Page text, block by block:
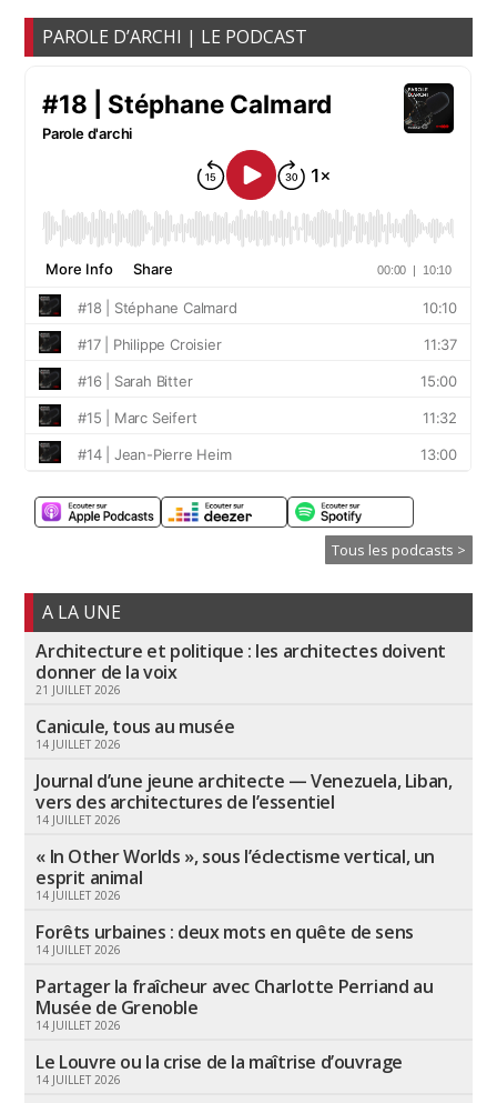
PAROLE D’ARCHI | LE PODCAST
Tous les podcasts >
A LA UNE
Architecture et politique : les architectes doivent
donner de la voix
21 JUILLET 2026
Canicule, tous au musée
14 JUILLET 2026
Journal d’une jeune architecte — Venezuela, Liban,
vers des architectures de l’essentiel
14 JUILLET 2026
« In Other Worlds », sous l’éclectisme vertical, un
esprit animal
14 JUILLET 2026
Forêts urbaines : deux mots en quête de sens
14 JUILLET 2026
Partager la fraîcheur avec Charlotte Perriand au
Musée de Grenoble
14 JUILLET 2026
Le Louvre ou la crise de la maîtrise d’ouvrage
14 JUILLET 2026